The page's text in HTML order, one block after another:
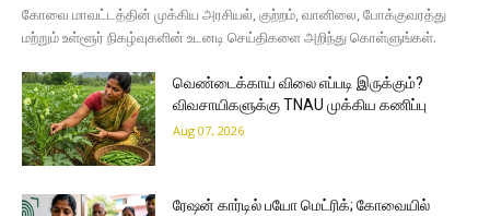
கோவை மாவட்டத்தின் முக்கிய அரசியல், குற்றம், வானிலை, போக்குவரத்து
மற்றும் உள்ளூர் நிகழ்வுகளின் உடனடி செய்திகளை அறிந்து கொள்ளுங்கள்.
வெண்டைக்காய் விலை எப்படி இருக்கும்?
விவசாயிகளுக்கு TNAU முக்கிய கணிப்பு
Aug 07, 2026
ரேஷன் கார்டில் பயோ மெட்ரிக்; கோவையில்